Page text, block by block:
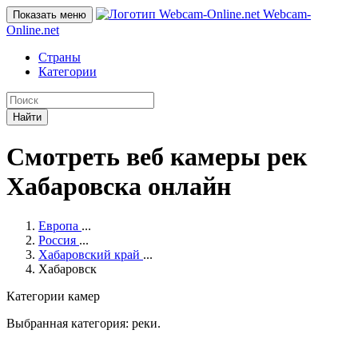
Показать меню
Webcam-
Online.net
Страны
Категории
Найти
Смотреть веб камеры рек
Хабаровска онлайн
Европа ...
Россия ...
Хабаровский край ...
Хабаровск
Категории камер
Выбранная категория: реки.